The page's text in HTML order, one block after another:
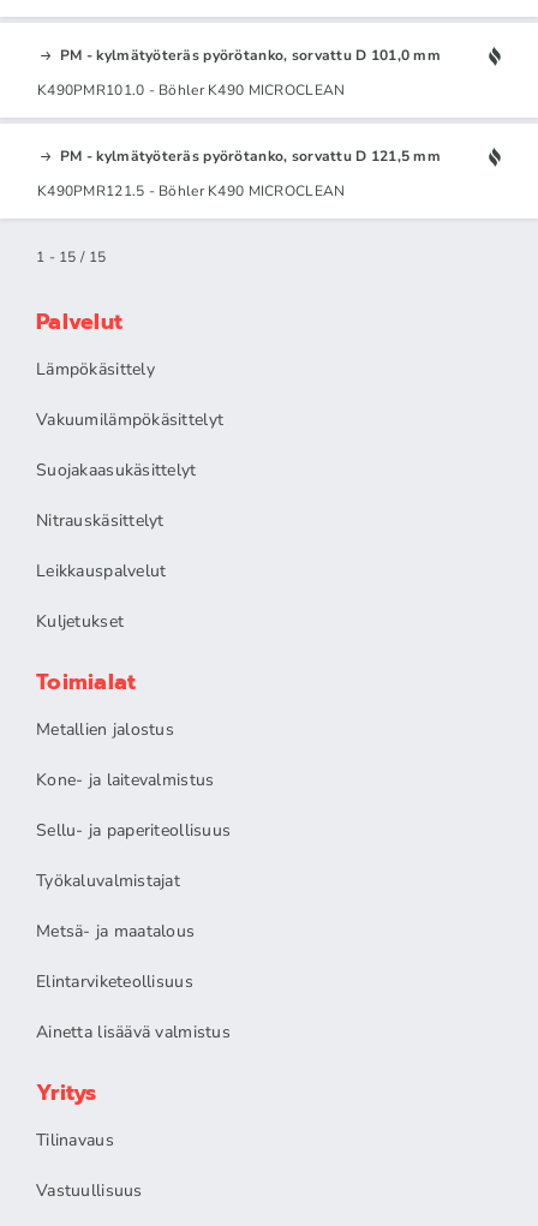
PM - kylmätyöteräs pyörötanko, sorvattu D 101,0 mm
K490PMR101.0 - Böhler K490 MICROCLEAN
PM - kylmätyöteräs pyörötanko, sorvattu D 121,5 mm
K490PMR121.5 - Böhler K490 MICROCLEAN
1 - 15 / 15
Palvelut
Lämpökäsittely
Vakuumilämpökäsittelyt
Suojakaasukäsittelyt
Nitrauskäsittelyt
Leikkauspalvelut
Kuljetukset
Toimialat
Metallien jalostus
Kone- ja laitevalmistus
Sellu- ja paperiteollisuus
Työkaluvalmistajat
Metsä- ja maatalous
Elintarviketeollisuus
Ainetta lisäävä valmistus
Yritys
Tilinavaus
Vastuullisuus